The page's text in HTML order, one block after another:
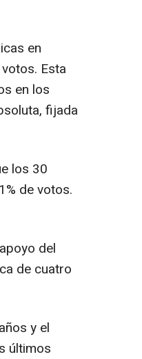
en
Esta
en los
fijada
los 30
de votos.
del
de cuatro
y el
últimos